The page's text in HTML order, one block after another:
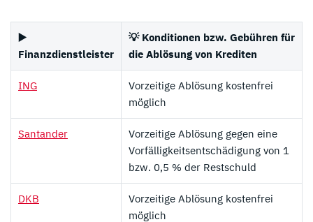
▶️
Finanzdienstleister
💡 Konditionen bzw. Gebühren für
die Ablösung von Krediten
ING
Vorzeitige Ablösung kostenfrei
möglich
Santander
Vorzeitige Ablösung gegen eine
Vorfälligkeitsentschädigung von 1
bzw. 0,5 % der Restschuld
DKB
Vorzeitige Ablösung kostenfrei
möglich